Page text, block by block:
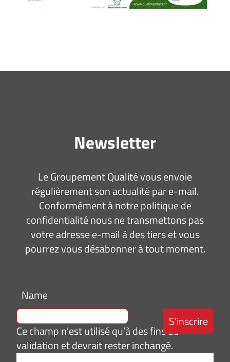
Newsletter
Le Groupement Qualité vous envoie
régulièrement son actualité par e-mail.
Conformément à notre politique de
confidentialité nous ne transmettons pas
votre adresse e-mail à des tiers et vous
pourrez vous désabonner à tout moment.
Name
Ce champ n’est utilisé qu’à des fins de
validation et devrait rester inchangé.